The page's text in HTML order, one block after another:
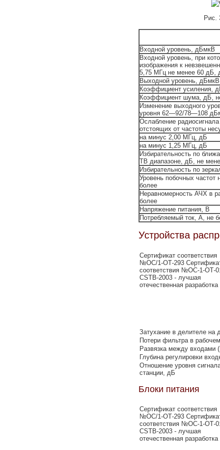
Рис.
Входной уровень, дБмкВ
Входной уровень, при
изображения к
5,75 МГц не менее 60 дБ,
Выходной уровень, дБмкВ
Коэффициент усиления,
Коэффициент шума, дБ,
Изменение выходного
уровня 62—92/78—108
Ослабление
отстоящих от частоты
на минус 2,00 МГц, дБ
на минус 1,25 МГц, дБ
Избирательность по
ТВ диапазоне, дБ, не
Избирательность по
Уровень побочных частот
более
Неравномерность АЧХ в
более
Напряжение питания, В
Потребляемый ток, А, не
Устройства
Сертификат соответствия
№ОС/1-ОТ-293
соответствия №ОС-1-ОТ-
CSTB-2003 - лучшая
отечественная разработка
Затухание в делителе на
Потери фильтра в
Развязка между
Глубина регулировки
Отношение уровня
станции, дБ
Блоки питания
Сертификат соответствия
№ОС/1-ОТ-293
соответствия №ОС-1-ОТ-
CSTB-2003 - лучшая
отечественная разработка